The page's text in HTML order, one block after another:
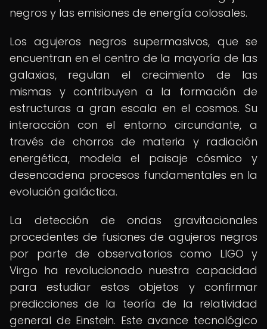
negros y las emisiones de energía colosales.
Los agujeros negros supermasivos, que se
encuentran en el centro de la mayoría de las
galaxias, regulan el crecimiento de las
mismas y contribuyen a la formación de
estructuras a gran escala en el cosmos. Su
interacción con el entorno circundante, a
través de chorros de materia y radiación
energética, modela el paisaje cósmico y
desencadena procesos fundamentales en la
evolución galáctica.
La detección de ondas gravitacionales
procedentes de fusiones de agujeros negros
por parte de observatorios como LIGO y
Virgo ha revolucionado nuestra capacidad
para estudiar estos objetos y confirmar
predicciones de la teoría de la relatividad
general de Einstein. Este avance tecnológico